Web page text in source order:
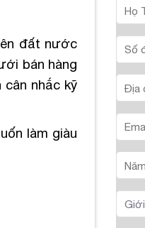
đất nước
bán hàng
nhắc kỹ
làm giàu